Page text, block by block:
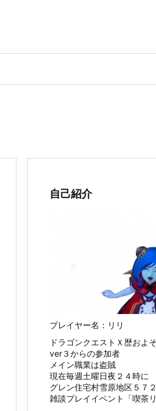
自己紹介
プレイヤー名：リリ
ドラゴンクエストＸ歴およ
ver３からの参加者
メイン職業は盗賊
現在毎週土曜日夜２４時に
グレン住宅村雪原地区５７
雑談プレイイベント「喫茶